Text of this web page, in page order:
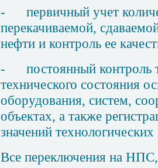
-
первичный учет
перекачиваемой,
нефти и контроль ее
-
постоянный контроль
технического состояния
оборудования, систем,
объектах, а также
значений
Все переключения на НПС,